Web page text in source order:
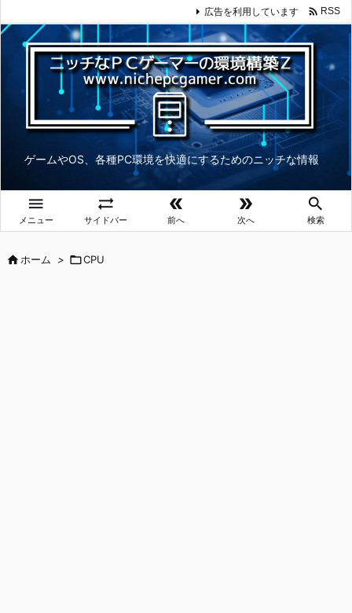
ゲームやOS、各種PC環境を快適にするためのニッチな情報

メニュー

サイドバー

前へ

次へ

検索
広告を利用しています  RSS
ホーム > CPU